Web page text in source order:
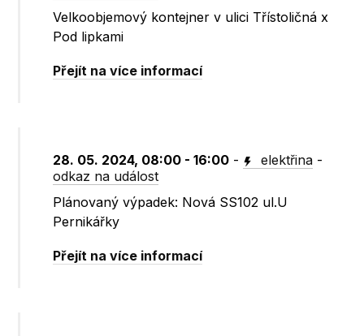
Velkoobjemový kontejner v ulici Třístoličná x
Pod lipkami
Přejít na více informací
28. 05. 2024, 08:00 - 16:00 - elektřina -
odkaz na událost
Plánovaný výpadek: Nová SS102 ul.U
Pernikářky
Přejít na více informací